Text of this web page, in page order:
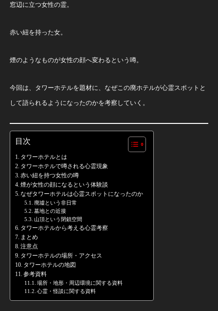
窓辺に立つ女性の霊。
赤い紐を持った女。
煙のようなものが女性の顔へ変わるという噂。
今回は、タワーホテルを題材に、なぜこの廃ホテルが心霊スポットと
して語られるようになったのかを考察していく。
目次
タワーホテルとは
タワーホテルで噂される心霊現象
赤い紐を持つ女性の噂
煙が女性の顔になるという体験談
なぜタワーホテルは心霊スポットになったのか
廃墟という非日常
墓地との近接
山頂という閉鎖空間
タワーホテルから考える心霊考察
まとめ
注意点
タワーホテルの場所・アクセス
タワーホテルの地図
参考資料
場所・地形・周辺環境に関する資料
心霊・怪談に関する資料